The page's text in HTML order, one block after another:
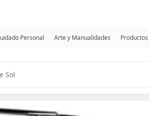
Personal Arte y Manualidades
Sol